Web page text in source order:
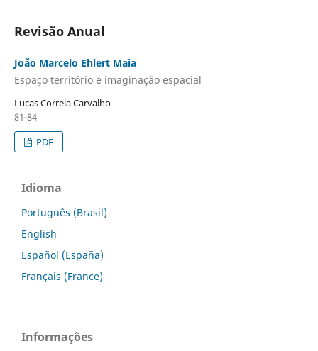
Revisão Anual
João Marcelo Ehlert Maia
Espaço território e imaginação espacial
Lucas Correia Carvalho
81-84
PDF
Idioma
Português (Brasil)
English
Español (España)
Français (France)
Informações